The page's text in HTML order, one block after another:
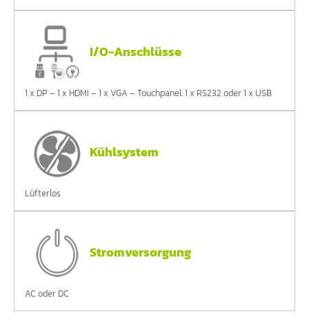
I/O-Anschlüsse
1 x DP – 1 x HDMI – 1 x VGA – Touchpanel: 1 x RS232 oder 1 x USB
Kühlsystem
Lüfterlos
Stromversorgung
AC oder DC